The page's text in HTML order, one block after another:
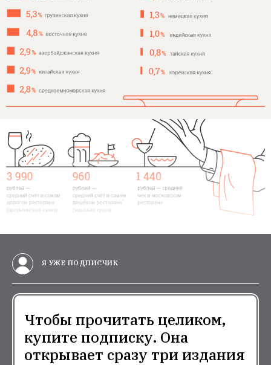
Я УЖЕ ПОДПИСЧИК
Чтобы прочитать целиком,
купите подписку. Она
открывает сразу три издания